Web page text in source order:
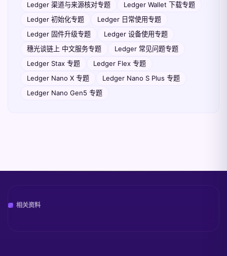
Ledger 渠道与来源核对专题
Ledger Wallet 下载专题
Ledger 初始化专题
Ledger 日常使用专题
Ledger 固件升级专题
Ledger 设备使用专题
穗光谈链上 中文服务专题
Ledger 常见问题专题
Ledger Stax 专题
Ledger Flex 专题
Ledger Nano X 专题
Ledger Nano S Plus 专题
Ledger Nano Gen5 专题
相关资料